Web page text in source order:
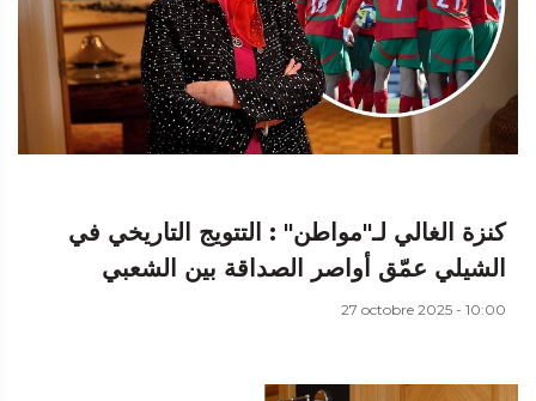
كنزة الغالي لـ"مواطن" : التتويج التاريخي في
الشيلي عمّق أواصر الصداقة بين الشعبي
27 octobre 2025 - 10:00